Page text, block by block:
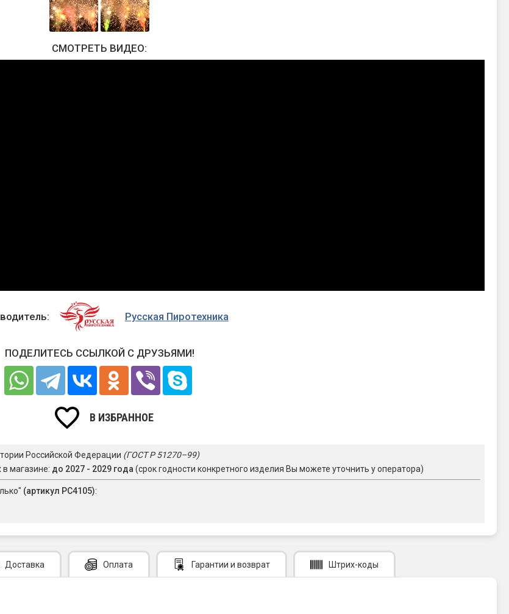
СМОТРЕТЬ ВИДЕО:
Русская Пиротехника
ПОДЕЛИТЕСЬ ССЫЛКОЙ С ДРУЗЬЯМИ!
В ИЗБРАННОЕ
Российской Федерации (ГОСТ Р 51270–99)
в магазине: до 2027 - 2029 года (срок годности конкретного изделия Вы можете уточнить у оператора)
(артикул РС4105):
Доставка Оплата Гарантии и возврат Штрих-коды